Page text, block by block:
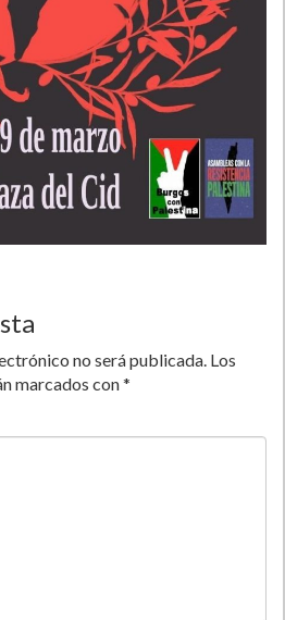
no será publicada. Los
marcados con*